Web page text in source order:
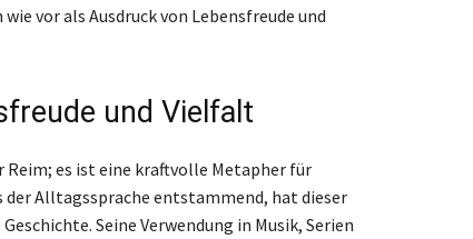
vor als Ausdruck von Lebensfreude und
und Vielfalt
Reim; es ist eine kraftvolle Metapher für
der Alltagssprache entstammend, hat dieser
Seine Verwendung in Musik, Serien